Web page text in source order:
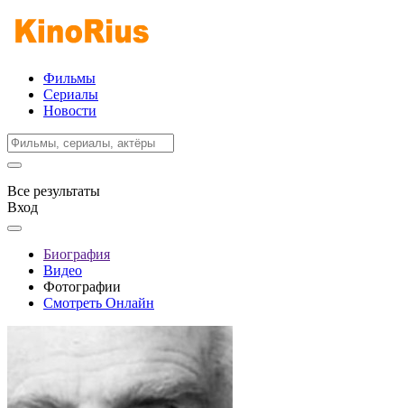
Фильмы
Сериалы
Новости
Все результаты
Вход
Биография
Видео
Фотографии
Смотреть Онлайн